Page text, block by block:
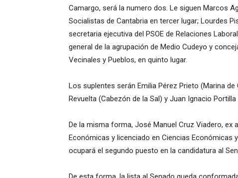
Camargo, será la numero dos. Le siguen Marcos
Socialistas de Cantabria en tercer lugar; Lourdes
secretaria ejecutiva del PSOE de Relaciones
general de la agrupación de Medio Cudeyo y
Vecinales y Pueblos, en quinto lugar.
Los suplentes serán Emilia Pérez Prieto (Marina
Revuelta (Cabezón de la Sal) y Juan Ignacio
De la misma forma, José Manuel Cruz Viadero, ex
Económicas y licenciado en Ciencias Económicas
ocupará el segundo puesto en la candidatura al